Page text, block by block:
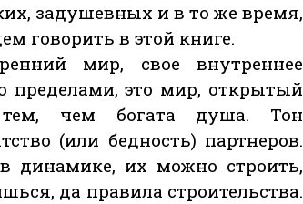
задушевных и в то же время,
говорить в этой книге.
мир, свое внутреннее
пределами, это мир, открытый
чем богата душа. Тон
(или бедность) партнеров.
динамике, их можно строить,
да правила строительства.